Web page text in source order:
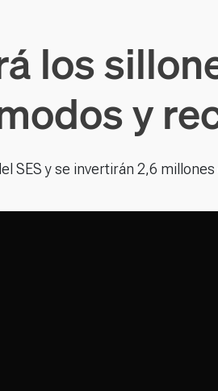
los
y
SES y se invertirán 2,6